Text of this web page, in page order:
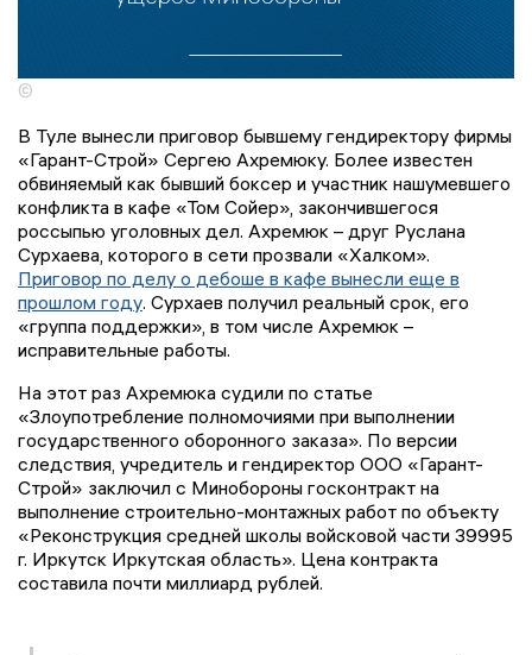
©
В Туле вынесли приговор бывшему гендиректору фирмы
«Гарант-Строй» Сергею Ахремюку. Более известен
обвиняемый как бывший боксер и участник нашумевшего
конфликта в кафе «Том Сойер», закончившегося
россыпью уголовных дел. Ахремюк – друг Руслана
Сурхаева, которого в сети прозвали «Халком».
Приговор по делу о дебоше в кафе вынесли еще в
прошлом году. Сурхаев получил реальный срок, его
«группа поддержки», в том числе Ахремюк –
исправительные работы.
На этот раз Ахремюка судили по статье
«Злоупотребление полномочиями при выполнении
государственного оборонного заказа». По версии
следствия, учредитель и гендиректор ООО «Гарант-
Строй» заключил с Минобороны госконтракт на
выполнение строительно-монтажных работ по объекту
«Реконструкция средней школы войсковой части 39995
г. Иркутск Иркутская область». Цена контракта
составила почти миллиард рублей.